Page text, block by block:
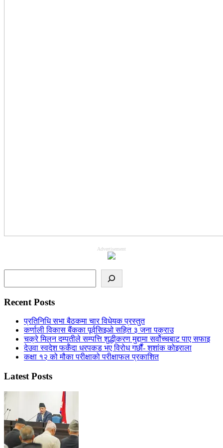
Advertisement
Recent Posts
प्रतिनिधि सभा बैठकमा चार विधेयक प्रस्तुत
कर्णाली विकास बैंकका पूर्वसिइओ सहित ३ जना पक्राउ
चक्रे मिलन दम्पतीले सम्पत्ति शुद्धीकरण मुद्दामा सर्वोच्चबाट पाए सफाइ
देउवा स्वदेश फर्कँदा धरपकड भए विरोध गर्छौं- शशांक कोइराला
कक्षा १२ को मौका परीक्षाको परीक्षाफल प्रकाशित
Latest Posts